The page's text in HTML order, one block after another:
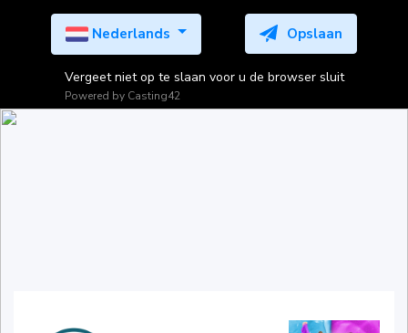
Nederlands Opslaan
Vergeet niet op te slaan voor u de browser sluit
Powered by Casting42